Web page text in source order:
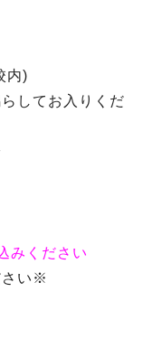
内)
してお入りくだ
みください
さい※